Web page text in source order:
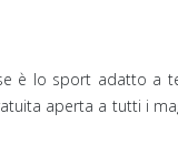
è lo sport adatto a
aperta a tutti i